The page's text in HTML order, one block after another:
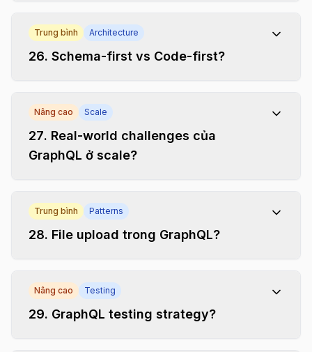
Trung bình Architecture
26. Schema-first vs Code-first?
Nâng cao Scale
27. Real-world challenges của
GraphQL ở scale?
Trung bình Patterns
28. File upload trong GraphQL?
Nâng cao Testing
29. GraphQL testing strategy?